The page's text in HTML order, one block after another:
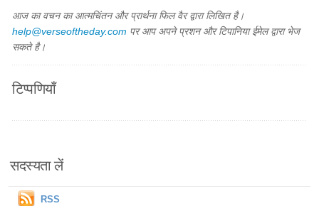
आज का वचन का आत्मचिंतन और प्रार्थना फिल वैर द्वारा लिखित है।
help@verseoftheday.com पर आप अपने प्रशन और टिपानिया ईमेल द्वारा भेज
सकते है।
टिप्पणियाँ
सदस्यता लें
RSS